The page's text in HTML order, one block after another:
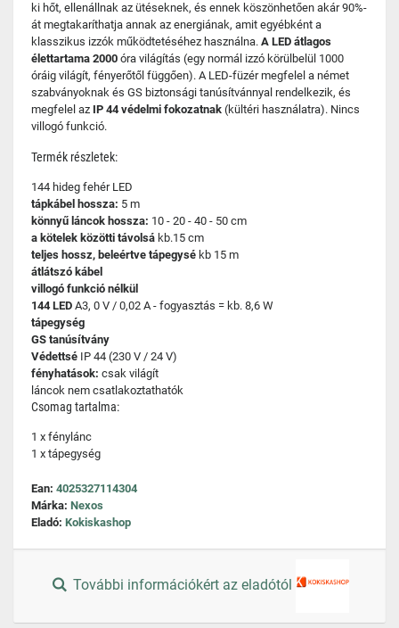
ki hőt, ellenállnak az ütéseknek, és ennek köszönhetően akár 90%-
át megtakaríthatja annak az energiának, amit egyébként a
klasszikus izzók működtetéséhez használna. A LED átlagos
élettartama 2000 óra világítás (egy normál izzó körülbelül 1000
óráig világít, fényerőtől függően). A LED-füzér megfelel a német
szabványoknak és GS biztonsági tanúsítvánnyal rendelkezik, és
megfelel az IP 44 védelmi fokozatnak (kültéri használatra). Nincs
villogó funkció.
Termék részletek:
144 hideg fehér LED
tápkábel hossza: 5 m
könnyű láncok hossza: 10 - 20 - 40 - 50 cm
a kötelek közötti távolsá kb.15 cm
teljes hossz, beleértve tápegysé kb 15 m
átlátszó kábel
villogó funkció nélkül
144 LED A3, 0 V / 0,02 A - fogyasztás = kb. 8,6 W
tápegység
GS tanúsítvány
Védettsé IP 44 (230 V / 24 V)
fényhatások: csak világít
láncok nem csatlakoztathatók
Csomag tartalma:
1 x fénylánc
1 x tápegység
Ean: 4025327114304
Márka: Nexos
Eladó: Kokiskashop
További információkért az eladótól